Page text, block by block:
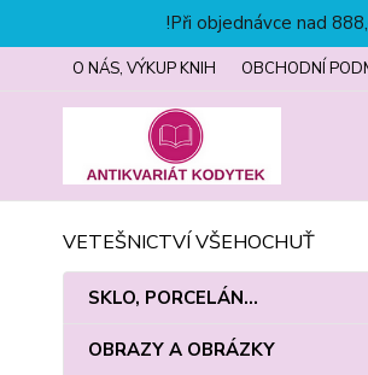
!Při objednávce nad
O NÁS, VÝKUP KNIH OBCHODNÍ
VETEŠNICTVÍ VŠEHOCHUŤ
SKLO, PORCELÁN...
OBRAZY A OBRÁZKY